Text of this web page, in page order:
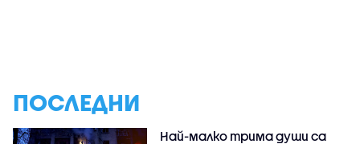
ПОСЛЕДНИ
Най-малко трима души са